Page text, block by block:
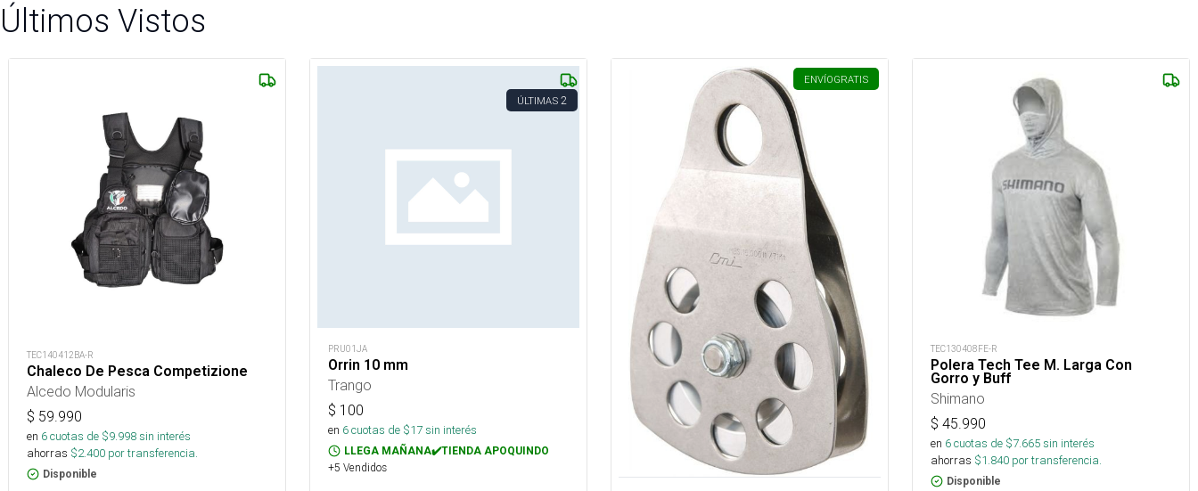
Últimos Vistos
TEC140412BA-R
Chaleco De Pesca Competizione
Alcedo Modularis
$ 59.990
en 6cuotas de $9.998sin interés
ahorras $2.400 por transferencia.
Disponible
ÚLTIMAS 2
PRU01JA
Orrin 10 mm
Trango
$ 100
en 6cuotas de $17sin interés
LLEGA MAÑANA✔️TIENDA APOQUINDO
+5 Vendidos
ENVÍOGRATIS
TEC130408FE-R
Polera Tech Tee M. Larga Con
Gorro y Buff
Shimano
$ 45.990
en 6cuotas de $7.665sin interés
ahorras $1.840 por transferencia.
Disponible